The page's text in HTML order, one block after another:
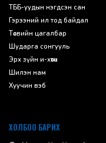
ТББ-уудын нэгдсэн сан
Гэрээний ил тод байдал
Төсвийн цагалбар
Шударга сонгууль
Эрх зүйн и-хөтөч
Шилэн нам
Хуучин вэб
ХОЛБОО БАРИХ